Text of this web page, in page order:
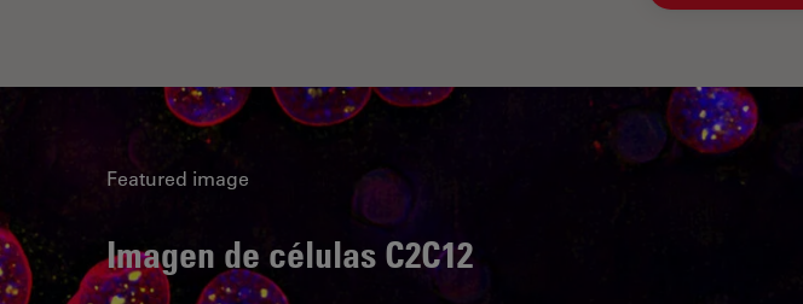
Featured image
Imagen de células C2C12